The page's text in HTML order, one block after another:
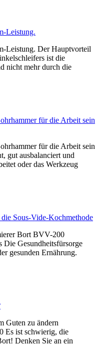
Leistung.
Leistung. Der Hauptvorteil
ist die
nicht mehr durch die
für die Arbeit sein
für die Arbeit sein
ausbalanciert und
oder das Werkzeug
Sous-Vide-Kochmethode
Bort BVV-200
Die Gesundheitsfürsorge
gesunden Ernährung.
Guten zu ändern
Es ist schwierig, die
Denken Sie an ein